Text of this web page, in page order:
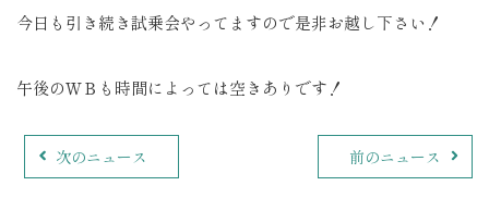
今日も引き続き試乗会やってますので是非お越し下さい！
午後のＷＢも時間によっては空きありです！
次のニュース 前のニュース